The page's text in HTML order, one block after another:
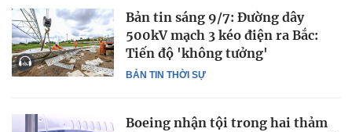
BẢN TIN THỜI SỰ
Bản tin sáng 9/7: Đường dây
500kV mạch 3 kéo điện ra Bắc:
Tiến độ 'không tưởng'
Boeing nhận tội trong hai thảm